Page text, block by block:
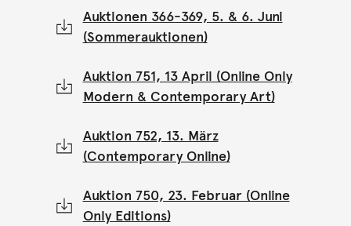
Auktionen 366-369, 5. & 6. Juni
(Sommerauktionen)
Auktion 751, 13 April (Online Only
Modern & Contemporary Art)
Auktion 752, 13. März
(Contemporary Online)
Auktion 750, 23. Februar (Online
Only Editions)